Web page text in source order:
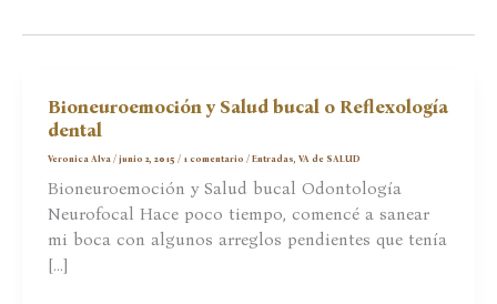
Bioneuroemoción y Salud bucal o Reflexología
dental
Veronica Alva/junio 2, 2015/ 1 comentario /Entradas,VA de SALUD
Bioneuroemoción y Salud bucal Odontología
Neurofocal Hace poco tiempo, comencé a sanear
mi boca con algunos arreglos pendientes que tenía
[…]